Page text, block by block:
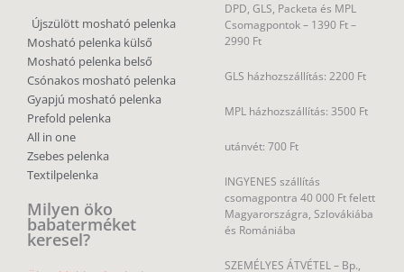
Újszülött mosható pelenka
Mosható pelenka külső
Mosható pelenka belső
Csónakos mosható pelenka
Gyapjú mosható pelenka
Prefold pelenka
All in one
Zsebes pelenka
Textilpelenka
Milyen öko
babaterméket
keresel?
DPD, GLS, Packeta és MPL
Csomagpontok – 1390 Ft –
2990 Ft
GLS házhozszállítás: 2200 Ft
MPL házhozszállítás: 3500 Ft
utánvét: 700 Ft
INGYENES szállítás
csomagpontra 40 000 Ft felett
Magyarországra, Szlovákiába
és Romániába
SZEMÉLYES ÁTVÉTEL – Bp.,